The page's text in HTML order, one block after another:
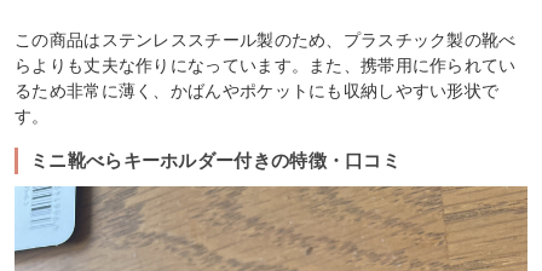
この商品はステンレススチール製のため、プラスチック製の靴べ
らよりも丈夫な作りになっています。また、携帯用に作られてい
るため非常に薄く、かばんやポケットにも収納しやすい形状で
す。
ミニ靴べらキーホルダー付きの特徴・口コミ